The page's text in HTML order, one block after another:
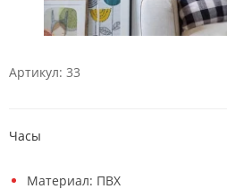
Артикул: 33
Часы
Материал: ПВХ